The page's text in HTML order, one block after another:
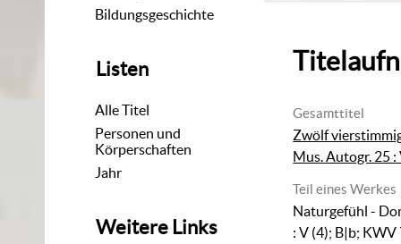
Bildungsgeschichte
Listen
Alle Titel
Personen und
Körperschaften
Jahr
Weitere Links
Gesamttitel
Zwölf
Mus. Autogr. 25
Teil eines Werkes
Naturgefühl -
:V (4); B|b;